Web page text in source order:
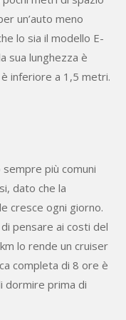
un’auto meno
lo sia il modello E-
sua lunghezza è
inferiore a 1,5 metri.
più comuni
dato che la
cresce ogni giorno.
pensare ai costi del
lo rende un cruiser
completa di 8 ore è
prima di